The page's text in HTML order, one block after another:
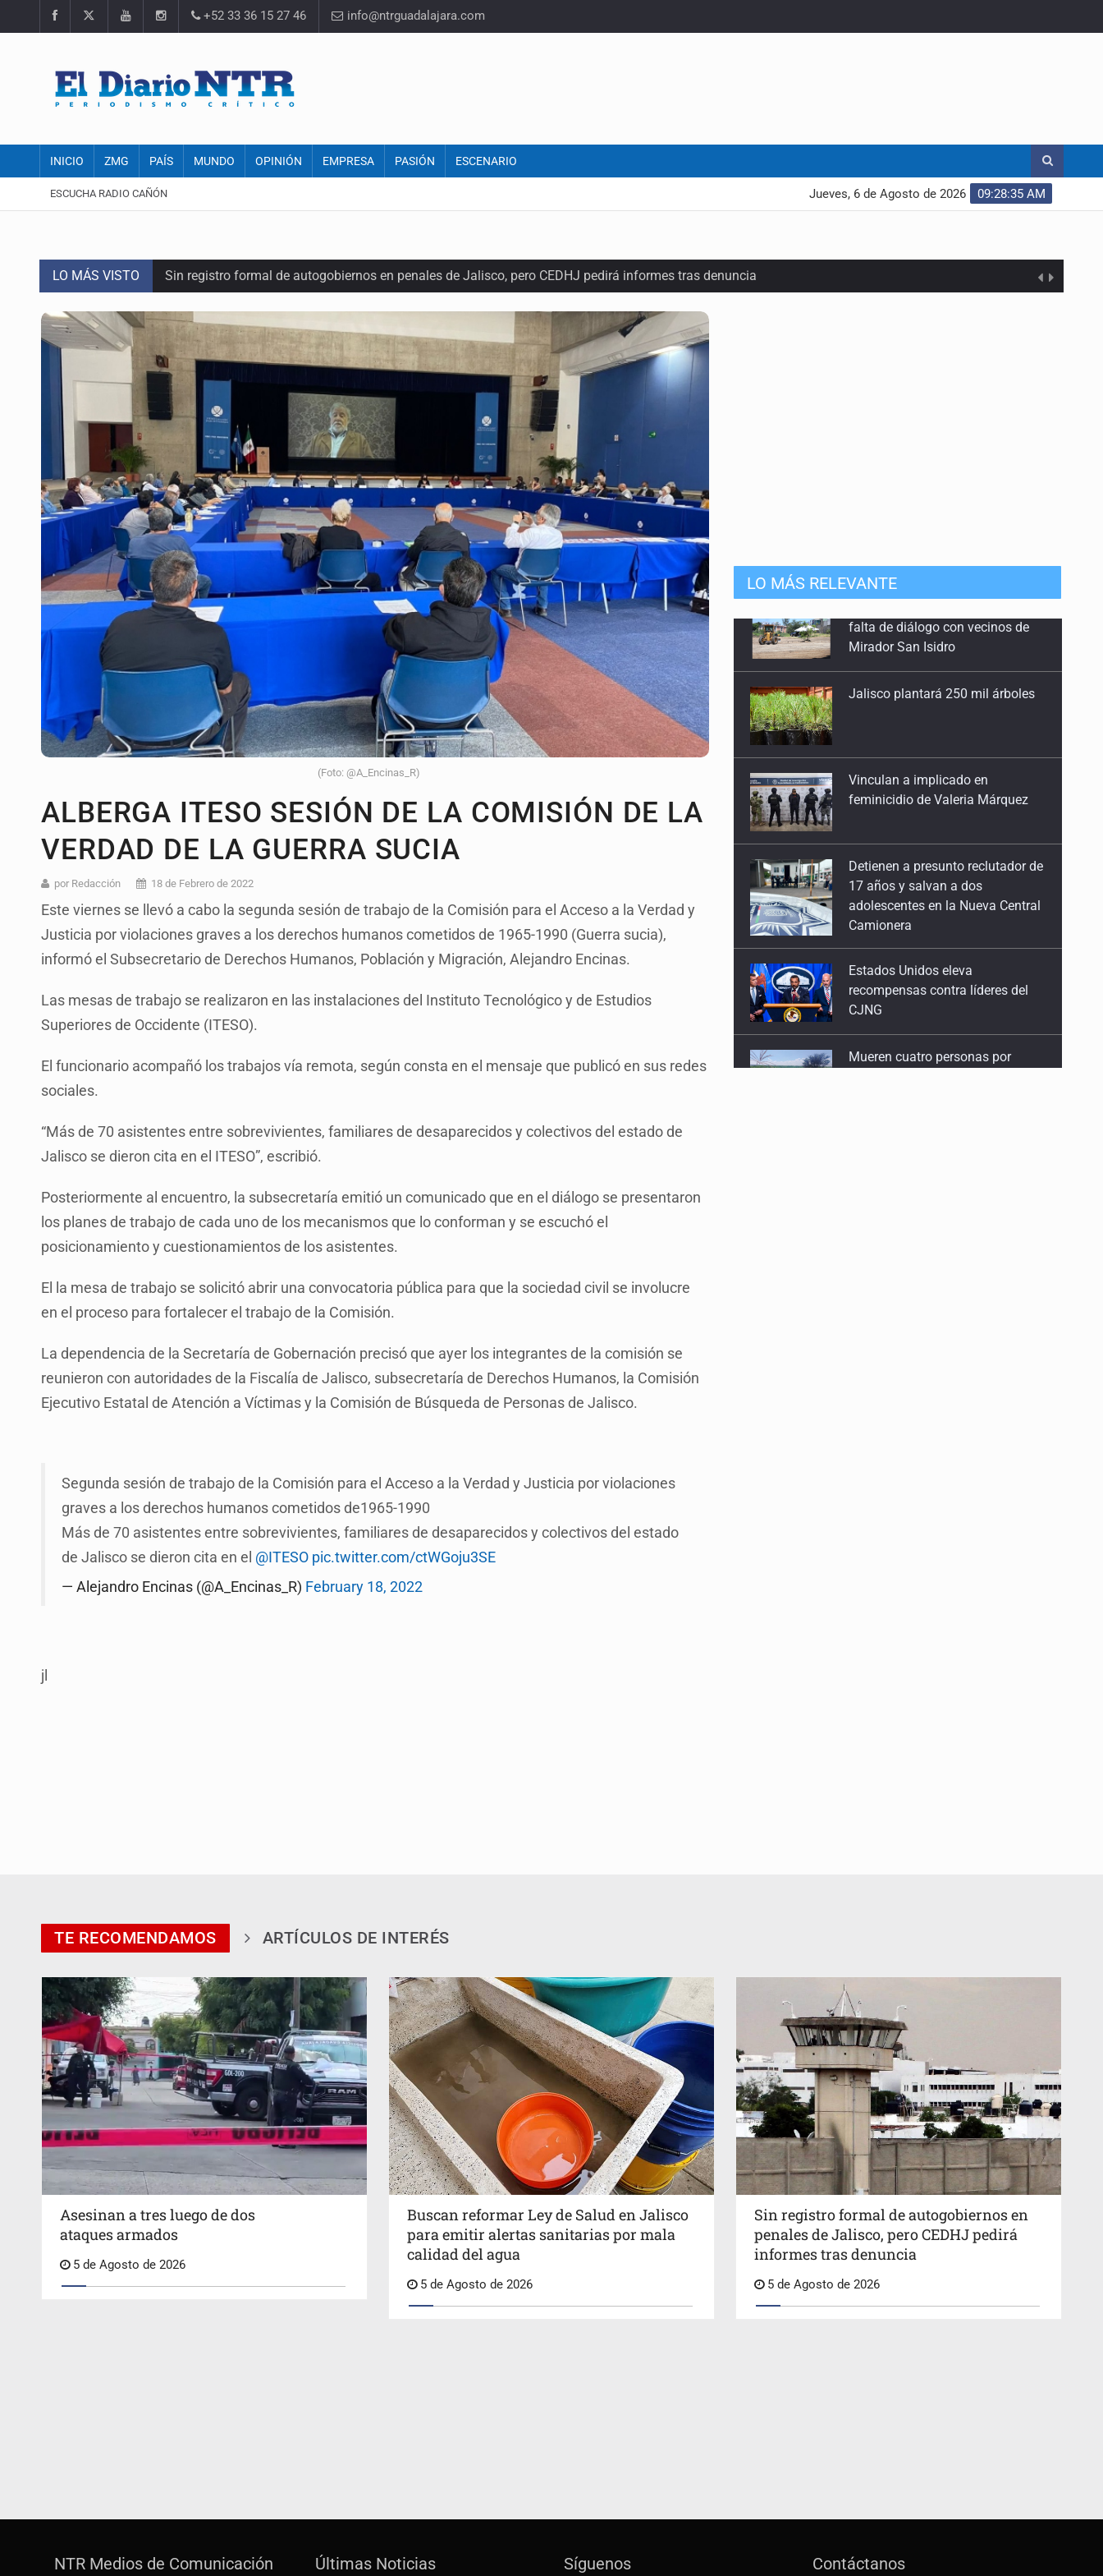
+52 33 36 15 27 46 info@ntrguadalajara.com
INICIO ZMG PAÍS MUNDO OPINIÓN EMPRESA PASIÓN ESCENARIO
ESCUCHA RADIO CAÑÓN 09:28:36 AM
Jueves, 6 de Agosto de 2026
LO MÁS VISTO Sin registro formal de autogobiernos en penales de Jalisco, pero CEDHJ pedirá informes tras denuncia
Citarían a Medrano si persiste falta de diálogo con vecinos de Mirador San Isidro
Asesinan a tres luego de dos ataques armados
Mujer resulta lesionada tras ataque de pitbull en Zapopan
Vinculan a pareja que extorsionaba con peluches para exigir 'cobro de piso'
Mueren cuatro personas por volcadura en San Miguel el Alto
Ken Salazar afirma que no tiene evidencia de vínculos entre el gobierno de México y el crimen organizado
Sheinbaum se reúnen secretario de Estado del Vaticano
Vinculan a responsable de homicidio registrado en 2025 en Tlaquepaque
Buscan reformar Ley de Salud en Jalisco para emitir alertas sanitarias por mala calidad del agua
(Foto: @A_Encinas_R)
ALBERGA ITESO SESIÓN DE LA COMISIÓN DE LA
VERDAD DE LA GUERRA SUCIA
por Redacción 18 de Febrero de 2022
Este viernes se llevó a cabo la segunda sesión de trabajo de la Comisión para el Acceso a la Verdad y
Justicia por violaciones graves a los derechos humanos cometidos de 1965-1990 (Guerra sucia),
informó el Subsecretario de Derechos Humanos, Población y Migración, Alejandro Encinas.
Las mesas de trabajo se realizaron en las instalaciones del Instituto Tecnológico y de Estudios
Superiores de Occidente (ITESO).
El funcionario acompañó los trabajos vía remota, según consta en el mensaje que publicó en sus redes
sociales.
“Más de 70 asistentes entre sobrevivientes, familiares de desaparecidos y colectivos del estado de
Jalisco se dieron cita en el ITESO”, escribió.
Posteriormente al encuentro, la subsecretaría emitió un comunicado que en el diálogo se presentaron
los planes de trabajo de cada uno de los mecanismos que lo conforman y se escuchó el
posicionamiento y cuestionamientos de los asistentes.
El la mesa de trabajo se solicitó abrir una convocatoria pública para que la sociedad civil se involucre
en el proceso para fortalecer el trabajo de la Comisión.
La dependencia de la Secretaría de Gobernación precisó que ayer los integrantes de la comisión se
reunieron con autoridades de la Fiscalía de Jalisco, subsecretaría de Derechos Humanos, la Comisión
Ejecutivo Estatal de Atención a Víctimas y la Comisión de Búsqueda de Personas de Jalisco.
Segunda sesión de trabajo de la Comisión para el Acceso a la Verdad y Justicia por violaciones
graves a los derechos humanos cometidos de1965-1990
Más de 70 asistentes entre sobrevivientes, familiares de desaparecidos y colectivos del estado
de Jalisco se dieron cita en el @ITESO pic.twitter.com/ctWGoju3SE
— Alejandro Encinas (@A_Encinas_R) February 18, 2022
jl
LO MÁS RELEVANTE
Jalisco plantará 250 mil árboles
Camionera
Estados Unidos eleva
Mueren cuatro personas por
TE RECOMENDAMOS ARTÍCULOS DE INTERÉS
Asesinan a tres luego de dos
ataques armados
5 de Agosto de 2026
Buscan reformar Ley de Salud en Jalisco
para emitir alertas sanitarias por mala
calidad del agua
5 de Agosto de 2026
Sin registro formal de autogobiernos en
penales de Jalisco, pero CEDHJ pedirá
informes tras denuncia
5 de Agosto de 2026
NTR Medios de Comunicación Últimas Noticias Síguenos Contáctanos